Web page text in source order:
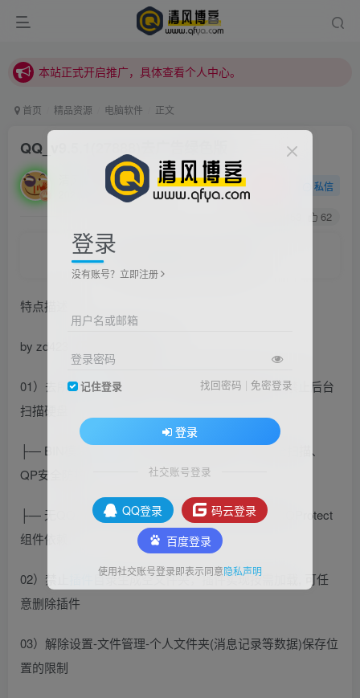
本站正式开启推广，具体查看个人中心。
本站正式开启推广，具体查看个人中心。
首页 精品资源 电脑软件 正文
QQ_v9.5.1(27888)去广告绿色版
2021/10/20/ 08:33更新
私信
62
Time and experience heals pain.
特点描述
by zd423（已持续更新10年）
01）去所有组件安全校验，无恶意软件损坏提示，禁止后台
扫描硬盘
├— BIN模块、插件组件、终端设备登陆、QS安全扫描、
QP安全防护
├— 无QQProtect(Q盾)安全防护驱动及组件脱离QQProtect
组件依赖
02）禁止
目录生成空文件夹，插件实现按需加载, 可任
意删除插件
03）解除设置-文件管理-个人文件夹(消息记录等数据)保存位
置的限制
登录
没有账号？立即注册
用户名或邮箱
登录密码
记住登录 找回密码 | 免密登录
登录
社交账号登录
QQ登录
码云登录
百度登录
使用社交账号登录即表示同意隐私声明